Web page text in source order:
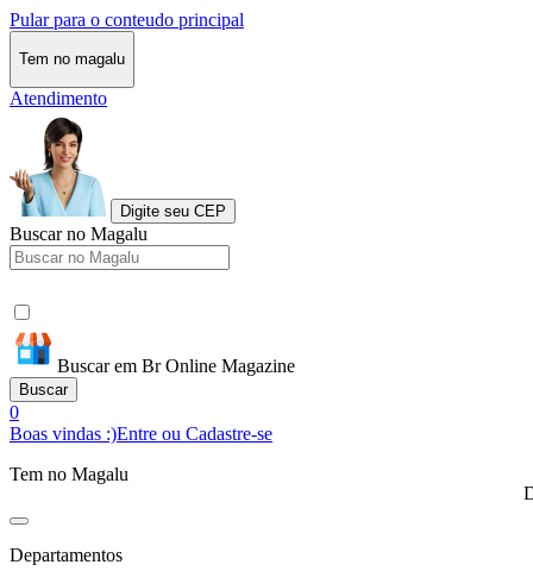
Pular para o conteudo principal
Tem no magalu
Atendimento
Digite seu CEP
Buscar no Magalu
Buscar em Br Online Magazine
Buscar
0
Boas vindas :)Entre ou Cadastre-se
Tem no Magalu
Departamentos